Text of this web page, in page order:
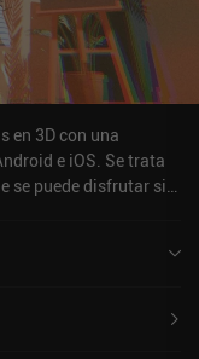
en 3D con una
e iOS. Se trata
se puede disfrutar sin
de 3,7 sobre